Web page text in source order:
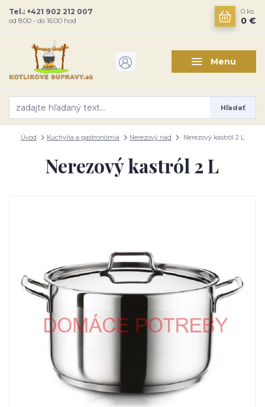
Menu
Hľadať
Tel.: +421 902 212 007
od 8:00 - do 16:00 hod
0 ks
0 €
Úvod Kuchyňa a gastronómia Nerezový riad Nerezový kastról 2 L
Nerezový kastról 2 L